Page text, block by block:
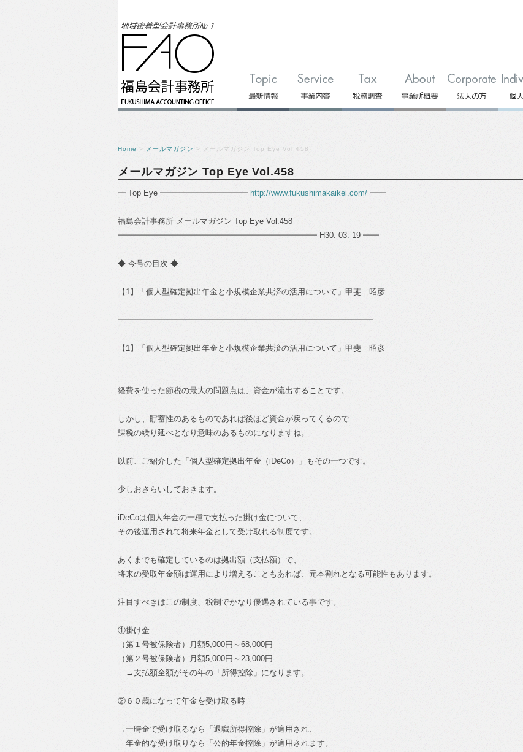
Home > メールマガジン > メールマガジン Top Eye Vol.458
メールマガジン Top Eye Vol.458
━ Top Eye ━━━━━━━━━━━ http://www.fukushimakaikei.com/ ━━
福島会計事務所 メールマガジン Top Eye Vol.458
━━━━━━━━━━━━━━━━━━━━━━━━━ H30. 03. 19 ━━
◆ 今号の目次 ◆
【1】「個人型確定拠出年金と小規模企業共済の活用について」甲斐 昭彦
━━━━━━━━━━━━━━━━━━━━━━━━━━━━━━━━
【1】「個人型確定拠出年金と小規模企業共済の活用について」甲斐 昭彦
経費を使った節税の最大の問題点は、資金が流出することです。
しかし、貯蓄性のあるものであれば後ほど資金が戻ってくるので
課税の繰り延べとなり意味のあるものになりますね。
以前、ご紹介した「個人型確定拠出年金（iDeCo）」もその一つです。
少しおさらいしておきます。
iDeCoは個人年金の一種で支払った掛け金について、
その後運用されて将来年金として受け取れる制度です。
あくまでも確定しているのは拠出額（支払額）で、
将来の受取年金額は運用により増えることもあれば、元本割れとなる可能性もあります。
注目すべきはこの制度、税制でかなり優遇されている事です。
①掛け金
（第１号被保険者）月額5,000円～68,000円
（第２号被保険者）月額5,000円～23,000円
→支払額全額がその年の「所得控除」になります。
②６０歳になって年金を受け取る時
→一時金で受け取るなら「退職所得控除」が適用され、
年金的な受け取りなら「公的年金控除」が適用されます。